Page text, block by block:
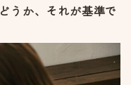
うか、それが基準で